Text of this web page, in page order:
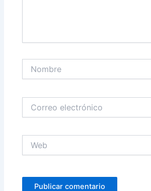
electrónico